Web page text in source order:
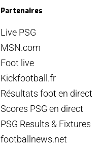
Partenaires
Live PSG
MSN.com
Foot live
Kickfootball.fr
Résultats foot en direct
Scores PSG en direct
PSG Results & Fixtures
footballnews.net